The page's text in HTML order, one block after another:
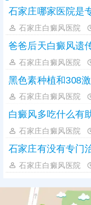
石家庄哪家医院是
石家庄白癜风医院
爸爸后天白癜风遗
石家庄白癜风医院
黑色素种植和308
石家庄白癜风医院
白癜风多吃什么有
石家庄白癜风医院
石家庄有没有专门
石家庄白癜风医院